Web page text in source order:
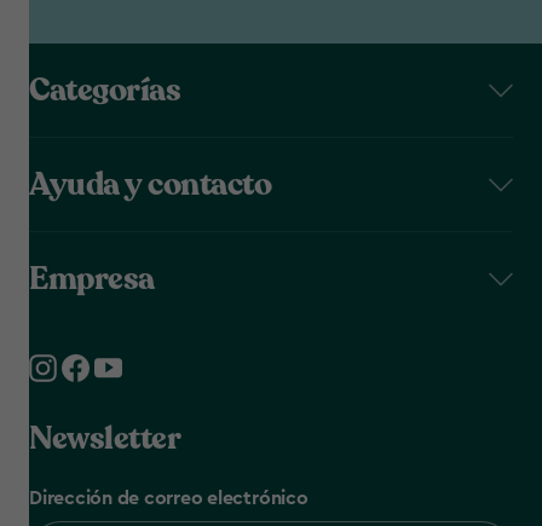
Categorías
Ayuda y contacto
Empresa
Newsletter
Dirección de correo electrónico